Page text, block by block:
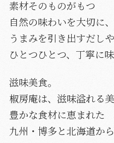
素材そのものがもつ
自然の味わいを大切に、
うまみを引き出すだし
ひとつひとつ、丁寧に味
滋味美食。
椒房庵は、滋味溢れる美
豊かな食材に恵まれた
九州・博多と北海道か